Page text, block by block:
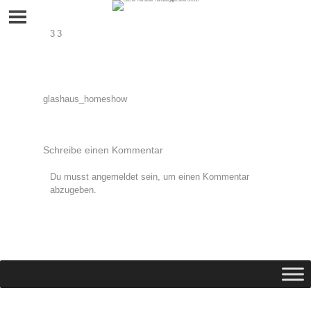
33
Beitragsnavigation
glashaus_homeshow
Schreibe einen Kommentar
Du musst angemeldet sein, um einen Kommentar
abzugeben.